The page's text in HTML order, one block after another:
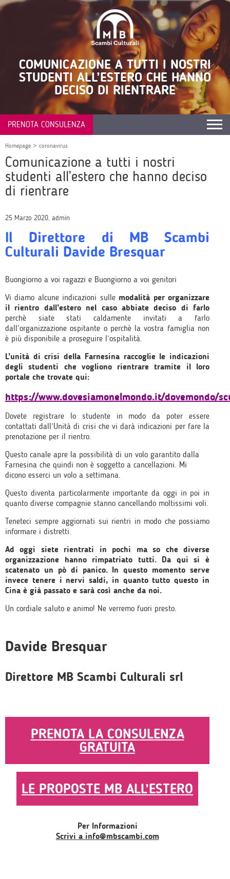
COMUNICAZIONE A TUTTI I NOSTRI
STUDENTI ALL’ESTERO CHE HANNO
DECISO DI RIENTRARE
PRENOTA CONSULENZA
Homepage > coronavirus
Comunicazione a tutti i nostri
studenti all’estero che hanno deciso
di rientrare
25 Marzo 2020, admin
Il Direttore di MB Scambi
Culturali Davide Bresquar
Buongiorno a voi ragazzi e Buongiorno a voi genitori
Vi diamo alcune indicazioni sullemodalità per organizzare
il rientro dall’estero nel caso abbiate deciso di farlo
perchè siate stati caldamente invitati a farlo
dall’organizzazione ospitante o perchè la vostra famiglia non
è più disponibile a proseguire l’ospitalità.
L’unità di crisi della Farnesina raccoglie le indicazioni
degli studenti che vogliono rientrare tramite il loro
portale che trovate qui:
https://www.dovesiamonelmondo.it/dovemondo/
Dovete registrare lo studente in modo da poter essere
contattati dall’Unità di crisi che vi darà indicazioni per fare la
prenotazione per il rientro.
Questo canale apre la possibilità di un volo garantito dalla
Farnesina che quindi non è soggetto a cancellazioni. Mi
dicono esserci un volo a settimana.
Questo diventa particolarmente importante da oggi in poi in
quanto diverse compagnie stanno cancellando moltissimi voli.
Teneteci sempre aggiornati sui rientri in modo che possiamo
informare i distretti.
Ad oggi siete rientrati in pochi ma so che diverse
organizzazione hanno rimpatriato tutti. Da qui si è
scatenato un pò di panico. In questo momento serve
invece tenere i nervi saldi, in quanto tutto questo in
Cina è già passato e sarà così anche da noi.
Un cordiale saluto e animo! Ne verremo fuori presto.
Davide Bresquar
Direttore MB Scambi Culturali srl
PRENOTA LA CONSULENZA
GRATUITA
LE PROPOSTE MB ALL’ESTERO
Per Informazioni
Scrivi a info@mbscambi.com